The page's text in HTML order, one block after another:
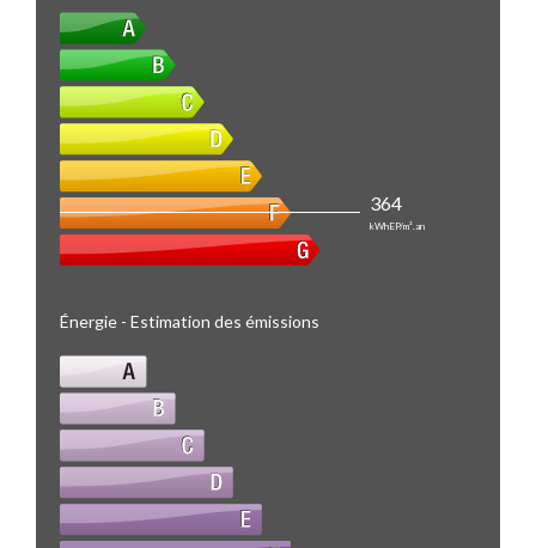
364
kWhEP/m².an
Énergie - Estimation des émissions